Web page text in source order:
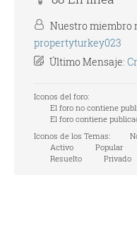
Nuestro miembro
propertyturkey023
Último Mensaje:
Iconos del foro:
El foro no contiene
El foro contiene
Iconos de los Temas:
Activo
Popular
Resuelto
Privado